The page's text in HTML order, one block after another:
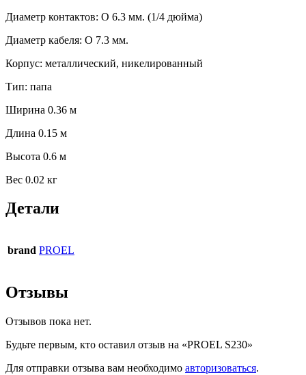
Диаметр контактов: O 6.3 мм. (1/4 дюйма)
Диаметр кабеля: O 7.3 мм.
Корпус: металлический, никелированный
Тип: папа
Ширина 0.36 м
Длина 0.15 м
Высота 0.6 м
Вес 0.02 кг
Детали
brand PROEL
Отзывы
Отзывов пока нет.
Будьте первым, кто оставил отзыв на «PROEL S230»
Для отправки отзыва вам необходимо авторизоваться.